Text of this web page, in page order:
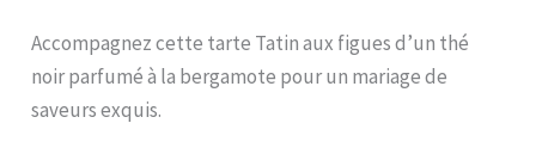
Accompagnez cette tarte Tatin aux figues d’un thé
noir parfumé à la bergamote pour un mariage de
saveurs exquis.